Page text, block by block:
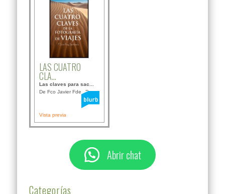
LAS CUATRO
CLA...
Las claves para sac...
De Fco Javier Fdez B...
Vista previa
Abrir chat
Categorías